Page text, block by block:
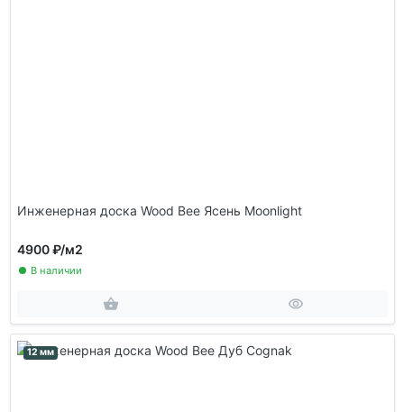
Инженерная доска Wood Bee Ясень Moonlight
4900 ₽/м2
В наличии
12 мм